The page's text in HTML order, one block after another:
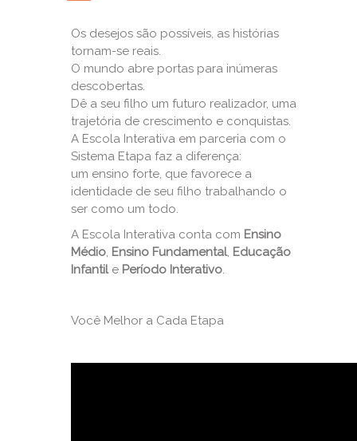
Os desejos são possíveis, as histórias
tornam-se reais.
O mundo abre portas para inúmeras
descobertas.
Dê a seu filho um futuro realizador, uma
trajetória de crescimento e conquistas.
A Escola Interativa em parceria com o
Sistema Etapa faz a diferença:
um ensino forte, que favorece a
identidade de seu filho trabalhando o
ser como um todo.
A Escola Interativa conta com Ensino
Médio, Ensino Fundamental, Educação
Infantile Período Interativo.
Você Melhor a Cada Etapa